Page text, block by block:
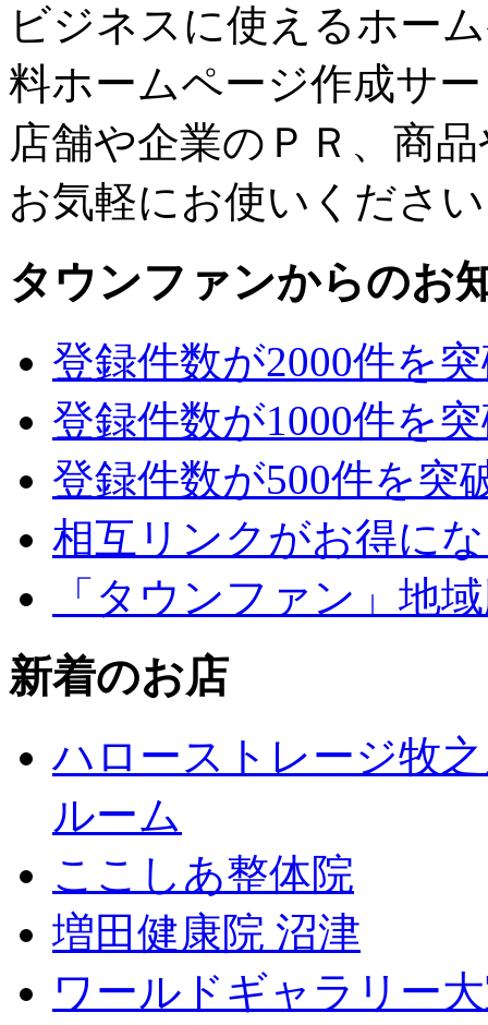
ビジネスに使えるホー
料ホームページ作成サ
店舗や企業のＰＲ、商
お気軽にお使いくださ
タウンファンからのお
登録件数が2000件を
登録件数が1000件を
登録件数が500件を突
相互リンクがお得に
「タウンファン」地
新着のお店
ハローストレージ牧
ルーム
ここしあ整体院
増田健康院 沼津
ワールドギャラリー